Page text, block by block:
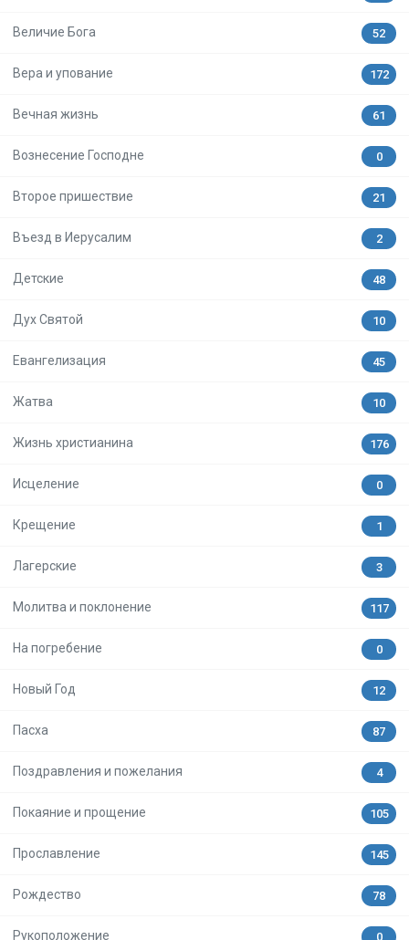
Величие Бога 52
Вера и упование 172
Вечная жизнь 61
Вознесение Господне 0
Второе пришествие 21
Въезд в Иерусалим 2
Детские 48
Дух Святой 10
Евангелизация 45
Жатва 10
Жизнь христианина 176
Исцеление 0
Крещение 1
Лагерские 3
Молитва и поклонение 117
На погребение 0
Новый Год 12
Пасха 87
Поздравления и пожелания 4
Покаяние и прощение 105
Прославление 145
Рождество 78
Рукоположение 0